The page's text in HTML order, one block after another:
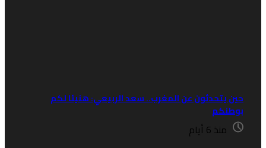
يتحدثون عن المغرب.. سعد الربيعي: هنيئا لكم
منذ 6 أيام